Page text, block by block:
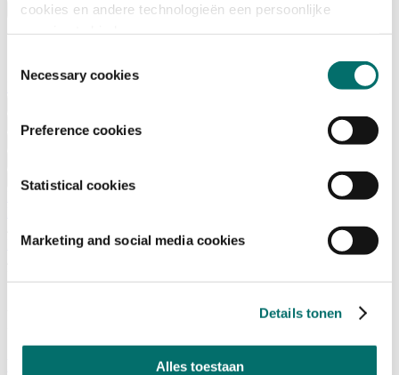
cookies en andere technologieën een persoonlijke
Necessary cookies
Preference cookies
Statistical cookies
Marketing and social media cookies
Details tonen
Alles toestaan
Nederlands
Exposeren
Over Horecava
Nieuws
Roel Kramer van Van de Koe